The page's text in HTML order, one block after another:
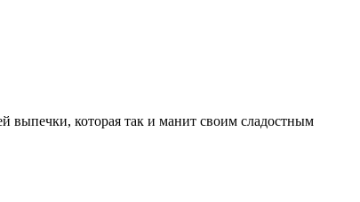
выпечки, которая так и манит своим сладостным